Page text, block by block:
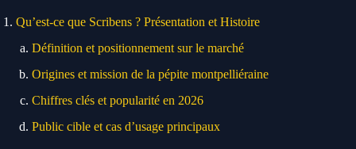
Qu’est-ce que Scribens ? Présentation et Histoire
Définition et positionnement sur le marché
Origines et mission de la pépite montpelliéraine
Chiffres clés et popularité en 2026
Public cible et cas d’usage principaux